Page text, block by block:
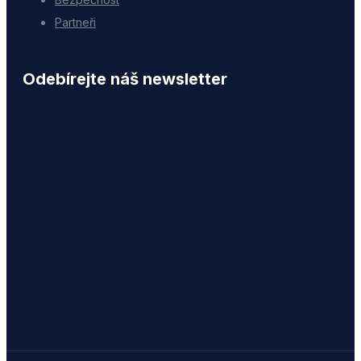
Partneři
Odebírejte náš newsletter